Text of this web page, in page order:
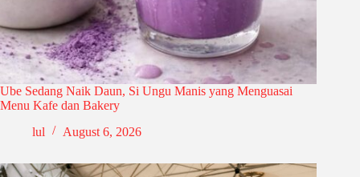
Ube Sedang Naik Daun, Si Ungu Manis yang Menguasai
Menu Kafe dan Bakery
lul
August 6, 2026